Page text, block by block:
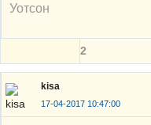
Уотсон
2
kisa
17-04-2017 10:47:00